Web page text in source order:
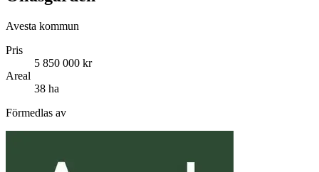
Avesta kommun
Pris
5 850 000 kr
Areal
38 ha
Förmedlas av